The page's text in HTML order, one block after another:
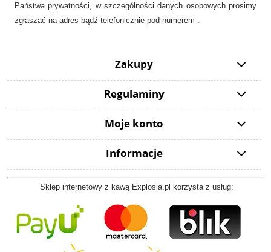
Państwa prywatności, w szczególności danych osobowych prosimy
zgłaszać na adres bądź telefonicznie pod numerem .
Zakupy
Regulaminy
Moje konto
Informacje
Sklep internetowy z kawą Explosia.pl korzysta z usług: